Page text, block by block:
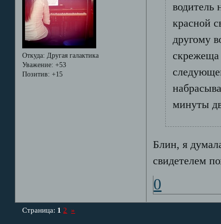
Откуда: Другая галактика
Уважение: +53
Позитив: +15
водитель
красной
другому
минуты
Блин, я
свидетелем
0
Страница: 1 2 »